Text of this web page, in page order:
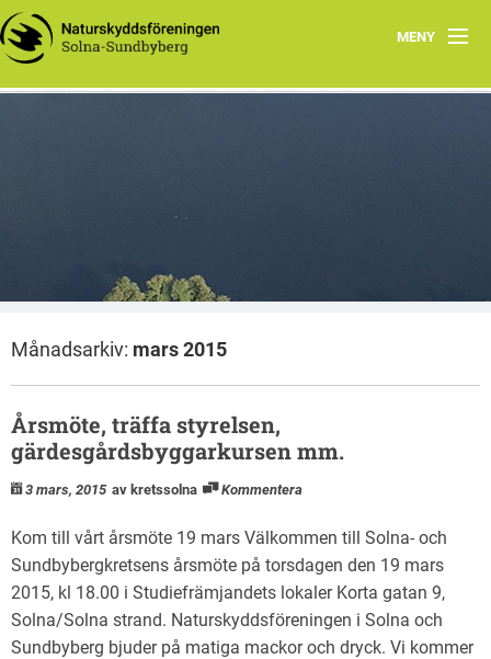
MENY
Hem
Dokument
Månadsarkiv: mars 2015
Årsmöte, träffa styrelsen,
gärdesgårdsbyggarkursen mm.
3 mars, 2015 av kretssolna Kommentera
Kom till vårt årsmöte 19 mars Välkommen till Solna- och
Sundbybergkretsens årsmöte på torsdagen den 19 mars
2015, kl 18.00 i Studiefrämjandets lokaler Korta gatan 9,
Solna/Solna strand. Naturskyddsföreningen i Solna och
Sundbyberg bjuder på matiga mackor och dryck. Vi kommer